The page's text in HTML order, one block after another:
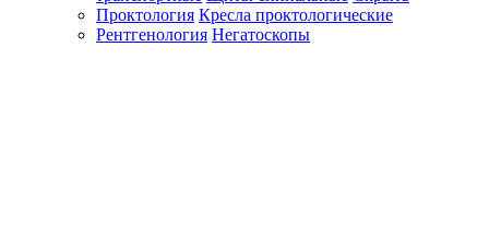
Проктология Кресла проктологические
Рентгенология Негатоскопы